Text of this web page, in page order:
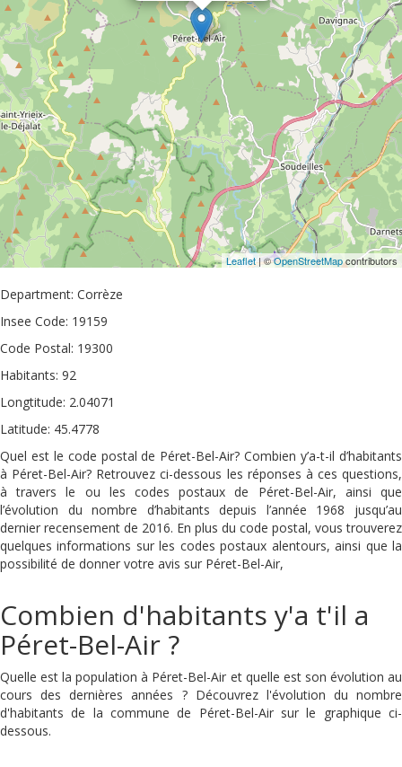
Leaflet| ©OpenStreetMapcontributors
Department: Corrèze
Insee Code: 19159
Code Postal: 19300
Habitants: 92
Longtitude: 2.04071
Latitude: 45.4778
Quel est le code postal de Péret-Bel-Air? Combien y’a-t-il d’habitants
à Péret-Bel-Air? Retrouvez ci-dessous les réponses à ces questions,
à travers le ou les codes postaux de Péret-Bel-Air, ainsi que
l’évolution du nombre d’habitants depuis l’année 1968 jusqu’au
dernier recensement de 2016. En plus du code postal, vous trouverez
quelques informations sur les codes postaux alentours, ainsi que la
possibilité de donner votre avis sur Péret-Bel-Air,
Combien d'habitants y'a t'il a
Péret-Bel-Air ?
Quelle est la population à Péret-Bel-Air et quelle est son évolution au
cours des dernières années ? Découvrez l'évolution du nombre
d'habitants de la commune de Péret-Bel-Air sur le graphique ci-
dessous.